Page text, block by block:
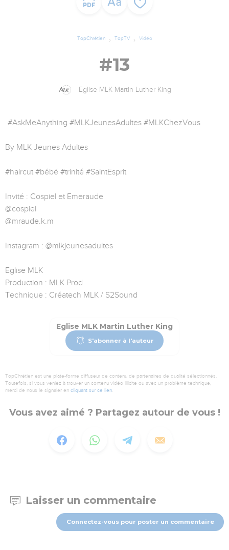
TopChrétien TopTV Vidéo
#13
Eglise MLK Martin Luther King
#AskMeAnything #MLKJeunesAdultes #MLKChezVous
By MLK Jeunes Adultes
#haircut #bébé #trinité #SaintEsprit
Invité : Cospiel et Emeraude
@cospiel
@mraude.k.m
Instagram : @mlkjeunesadultes
Eglise MLK
Production : MLK Prod
Technique : Créatech MLK / S2Sound
Eglise MLK Martin Luther King
S'abonner à l'auteur
TopChrétien est une plate-forme diffuseur de contenu de partenaires de qualité sélectionnés.
Toutefois, si vous veniez à trouver un contenu vidéo illicite ou avec un problème technique,
merci de nous le signaler en cliquant sur ce lien.
Vous avez aimé ? Partagez autour de vous !
Laisser un commentaire
Connectez-vous pour poster un commentaire